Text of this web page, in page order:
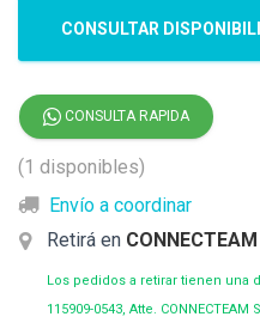
CONSULTAR
CONSULTA RAPIDA
(1 disponibles)
Envío a coordinar
Retirá en
Los pedidos a retirar tienen una
115909-0543, Atte. CONNECTEAM